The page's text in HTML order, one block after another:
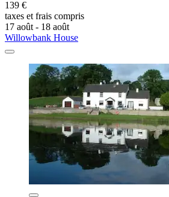
139 €
taxes et frais compris
17 août - 18 août
Willowbank House